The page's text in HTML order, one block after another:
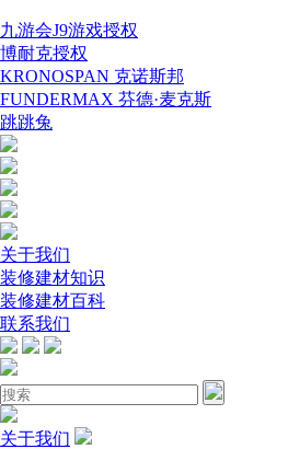
九游会J9游戏授权
博耐克授权
KRONOSPAN 克诺斯邦
FUNDERMAX 芬德·麦克斯
跳跳兔
关于我们
装修建材知识
装修建材百科
联系我们
关于我们